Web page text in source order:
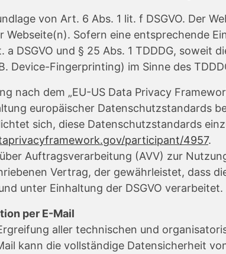
von Art. 6 Abs. 1 lit. f DSGVO. Der
Sofern eine entsprechende
DSGVO und § 25 Abs. 1 TDDDG,
Device-Fingerprinting) im Sinne des
nach dem „EU-US Data Privacy
europäischer Datenschutzstandards
sich, diese Datenschutzstandards
participant/4957.
Auftragsverarbeitung (AVV) zur
Vertrag, der gewährleistet, dass
unter Einhaltung der DSGVO verarbeitet.
per E-Mail
aller technischen und
kann die vollständige Datensicherheit